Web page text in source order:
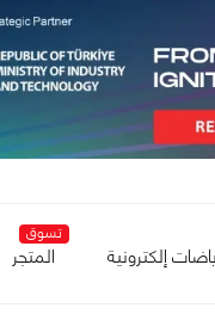
إلكترونية
تسوق
المتجر